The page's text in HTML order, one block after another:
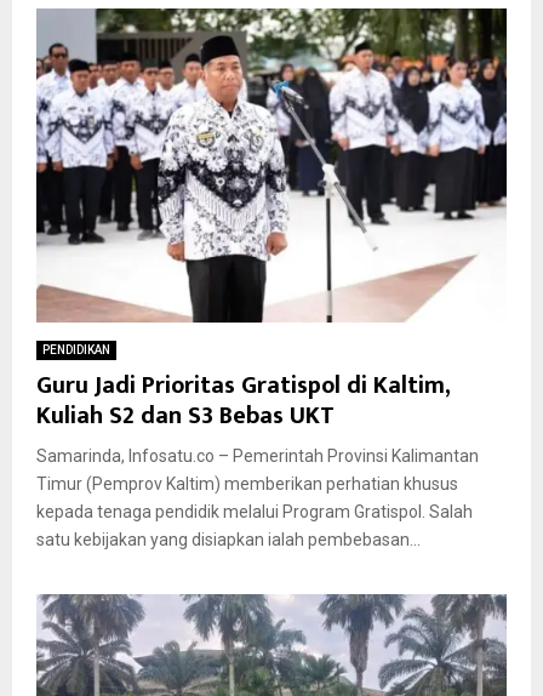
PENDIDIKAN
Guru Jadi Prioritas Gratispol di Kaltim,
Kuliah S2 dan S3 Bebas UKT
Samarinda, Infosatu.co – Pemerintah Provinsi Kalimantan
Timur (Pemprov Kaltim) memberikan perhatian khusus
kepada tenaga pendidik melalui Program Gratispol. Salah
satu kebijakan yang disiapkan ialah pembebasan...